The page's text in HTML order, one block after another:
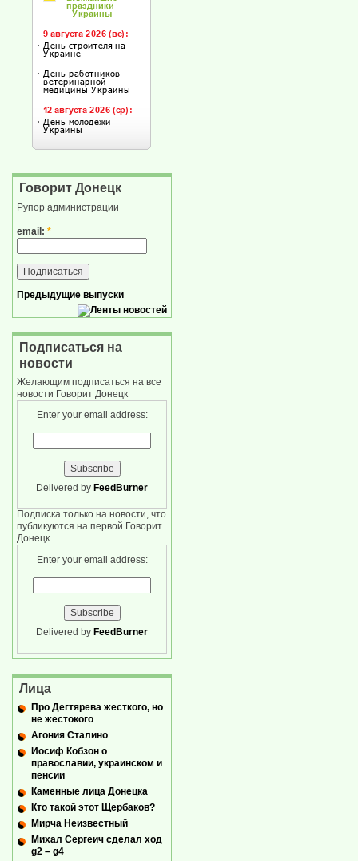
Говорит Донецк
Рупор администрации
email: *
Предыдущие выпуски
Подписаться на
новости
Желающим подписаться на все
новости Говорит Донецк
Enter your email address:
Delivered by FeedBurner
Подписка только на новости, что
публикуются на первой Говорит
Донецк
Enter your email address:
Delivered by FeedBurner
Лица
Про Дегтярева жесткого, но
не жестокого
Агония Сталино
Иосиф Кобзон о
православии, украинском и
пенсии
Каменные лица Донецка
Кто такой этот Щербаков?
Мирча Неизвестный
Михал Сергеич сделал ход
g2 – g4